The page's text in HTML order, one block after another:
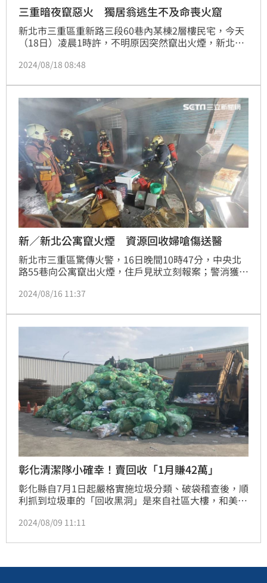
三重暗夜竄惡火 獨居翁逃生不及命喪火窟
新北市三重區重新路三段60巷內某棟2層樓民宅，今天
（18日）凌晨1時許，不明原因突然竄出火煙，新北市
現場已全面燃燒，當時葉姓老翁（67歲）疑似逃生不及
的葉翁，經送醫傷重不治。火警現場初判並無外力介
入，確切的起火原因仍待火調人員後續調查釐清。記者
莊淇鈞／新北報導
2024/08/18 08:48
新／新北公寓竄火煙 資源回收婦嗆傷送醫
新北市三重區驚傳火警，16日晚間10時47分，中央北
路55巷向公寓竄出火煙，住戶見狀立刻報案；警消獲報
名60歲曾姓婦人，由於她有吸到些許濃煙，預防性送至
2024/08/16 11:37
彰化清潔隊小確幸！賣回收「1月賺42萬」
彰化縣自7月1日起嚴格實施垃圾分類、破袋稽查後，順
利抓到垃圾車的「回收黑洞」是來自社區大樓，和美鎮
2次，就請該棟大樓住戶自行拿垃圾來丟，結果7月份統
驚人，和美清潔隊7月回收物變賣金額達42萬元、鹿港
2024/08/09 11:11